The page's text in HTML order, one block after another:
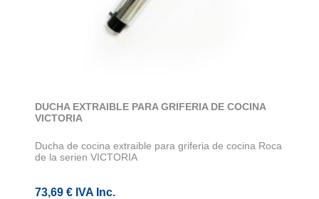
DUCHA EXTRAIBLE PARA GRIFERIA DE COCINA
VICTORIA
Ducha de cocina extraible para griferia de cocina Roca
de la serien VICTORIA
73,69 € IVA Inc.